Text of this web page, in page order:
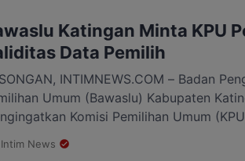
Katingan Minta KPU
Data Pemilih
INTIMNEWS.COM – Badan
Umum (Bawaslu) Kabupaten
Komisi Pemilihan Umum
untuk memperkuat pelaksanaan
Pemilih Berkelanjutan (PDPB) Triwulan
Intim News